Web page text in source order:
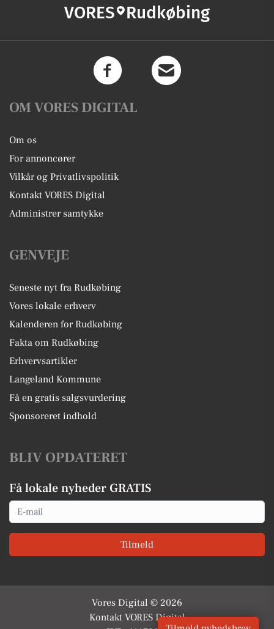
VORES Rudkøbing
OM VORES DIGITAL
Om os
For annoncører
Vilkår og Privatlivspolitik
Kontakt VORES Digital
Administrer samtykke
GENVEJE
Seneste nyt fra Rudkøbing
Vores lokale erhverv
Kalenderen for Rudkøbing
Fakta om Rudkøbing
Erhvervsartikler
Langeland Kommune
Få en gratis salgsvurdering
Sponsoreret indhold
BLIV OPDATERET
Få lokale nyheder GRATIS
Email
Tilmeld
Vores Digital © 2026
Kontakt VORES Digital